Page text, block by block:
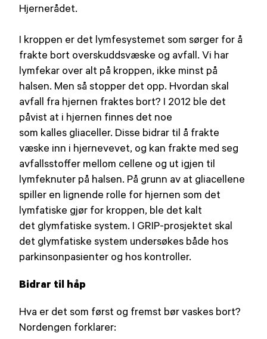
Hjernerådet.
I kroppen er det lymfesystemet som sørger for å
frakte bort overskuddsvæske og avfall. Vi har
lymfekar over alt på kroppen, ikke minst på
halsen. Men så stopper det opp. Hvordan skal
avfall fra hjernen fraktes bort? I 2012 ble det
påvist at i hjernen finnes det noe
som kalles gliaceller. Disse bidrar til å frakte
væske inn i hjernevevet, og kan frakte med seg
avfallsstoffer mellom cellene og ut igjen til
lymfeknuter på halsen. På grunn av at gliacellene
spiller en lignende rolle for hjernen som det
lymfatiske gjør for kroppen, ble det kalt
det glymfatiske system. I GRIP-prosjektet skal
det glymfatiske system undersøkes både hos
parkinsonpasienter og hos kontroller.
Bidrar til håp
Hva er det som først og fremst bør vaskes bort?
Nordengen forklarer: